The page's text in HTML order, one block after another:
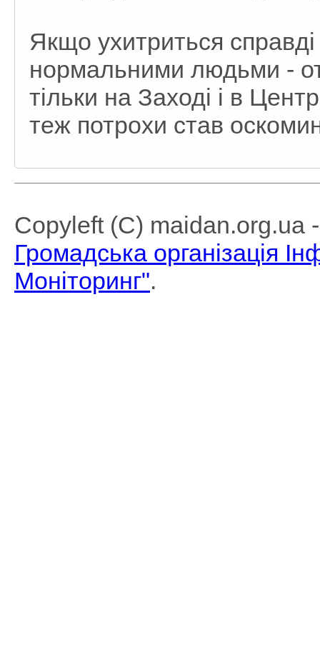
Якщо ухитриться
нормальними людьми -
тільки на Заході і в
теж потрохи став
Copyleft (C) maidan.org.ua
Громадська організація
Моніторинг".